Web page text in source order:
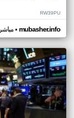
RW39PU
مباشر• mubasher.info